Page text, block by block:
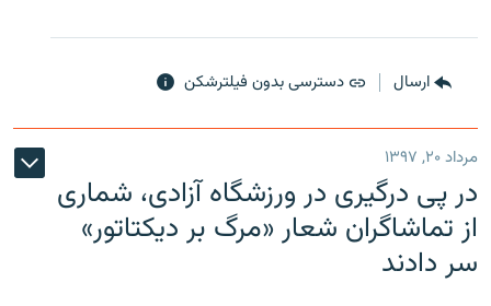
ارسال دسترسی بدون فیلترشکن
مرداد ۲۰, ۱۳۹۷
در پی درگیری در ورزشگاه آزادی، شماری
از تماشاگران شعار «مرگ بر دیکتاتور»
سر دادند